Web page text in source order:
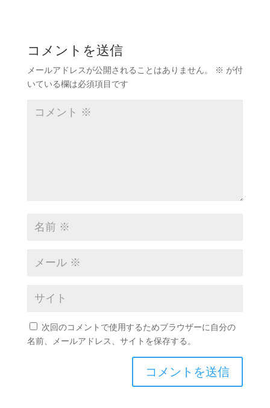
コメントを送信
メールアドレスが公開されることはありません。 ※ が付
いている欄は必須項目です
次回のコメントで使用するためブラウザーに自分の
名前、メールアドレス、サイトを保存する。